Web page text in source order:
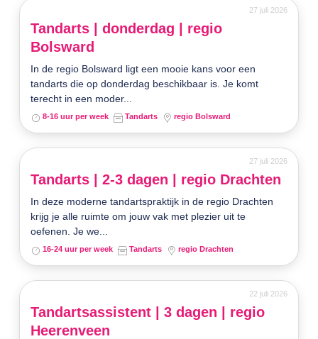
27 juli 2026
Tandarts | donderdag | regio
Bolsward
In de regio Bolsward ligt een mooie kans voor een
tandarts die op donderdag beschikbaar is. Je komt
terecht in een moder...
8-16 uur per week Tandarts regio Bolsward
27 juli 2026
Tandarts | 2-3 dagen | regio Drachten
In deze moderne tandartspraktijk in de regio Drachten
krijg je alle ruimte om jouw vak met plezier uit te
oefenen. Je we...
16-24 uur per week Tandarts regio Drachten
22 juli 2026
Tandartsassistent | 3 dagen | regio
Heerenveen